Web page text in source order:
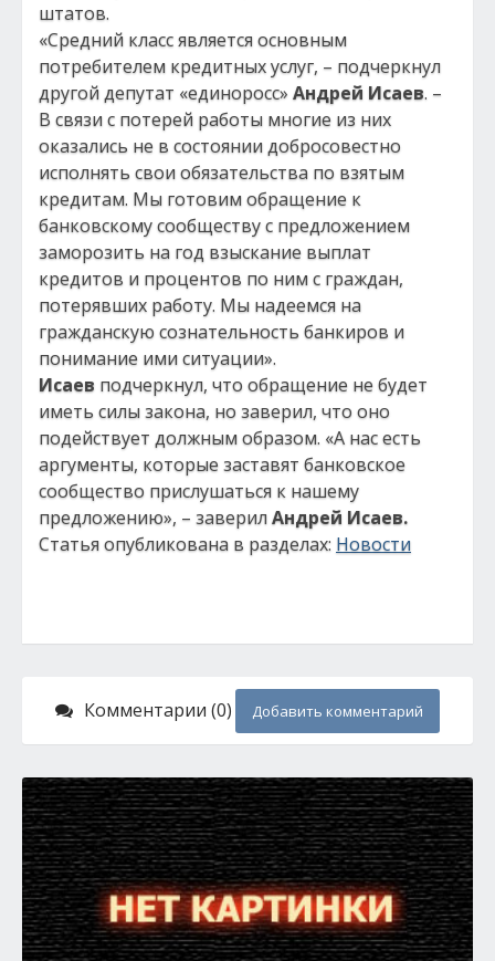
штатов.
«Средний класс является основным
потребителем кредитных услуг, – подчеркнул
другой депутат «единоросс» Андрей Исаев. –
В связи с потерей работы многие из них
оказались не в состоянии добросовестно
исполнять свои обязательства по взятым
кредитам. Мы готовим обращение к
банковскому сообществу с предложением
заморозить на год взыскание выплат
кредитов и процентов по ним с граждан,
потерявших работу. Мы надеемся на
гражданскую сознательность банкиров и
понимание ими ситуации».
Исаев подчеркнул, что обращение не будет
иметь силы закона, но заверил, что оно
подействует должным образом. «А нас есть
аргументы, которые заставят банковское
сообщество прислушаться к нашему
предложению», – заверилАндрей Исаев.
Статья опубликована в разделах: Новости
Комментарии (0) Добавить комментарий